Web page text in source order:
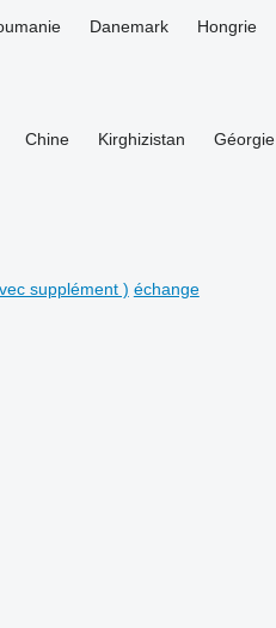
Danemark
Hongrie
Chine Kirghizistan
Géorgie
supplément ) échange